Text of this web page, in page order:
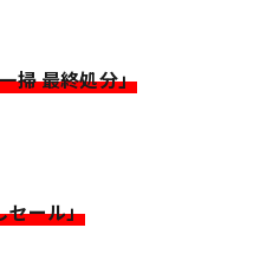
掃 最終処分」
セール」